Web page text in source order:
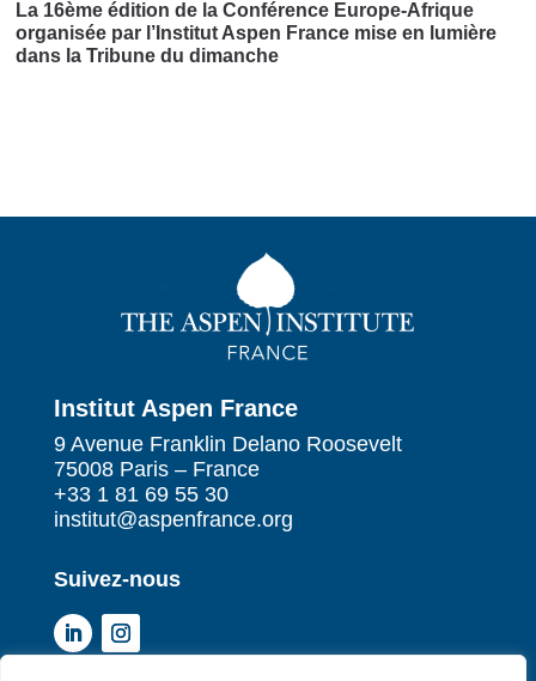
La 16ème édition de la Conférence Europe-Afrique
organisée par l’Institut Aspen France mise en lumière
dans la Tribune du dimanche
Institut Aspen France
9 Avenue Franklin Delano Roosevelt
75008 Paris – France
+33 1 81 69 55 30
institut@aspenfrance.org
Suivez-nous